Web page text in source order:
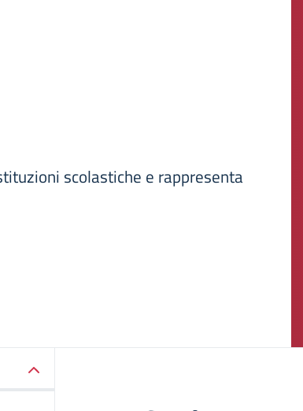
scolastiche e rappresenta